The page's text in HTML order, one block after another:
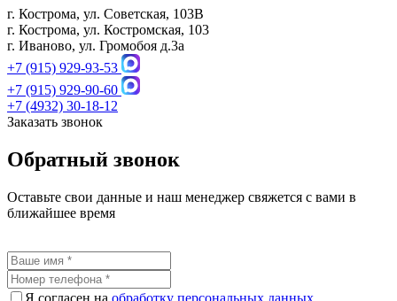
г. Кострома, ул. Советская, 103В
г. Кострома, ул. Костромская, 103
г. Иваново, ул. Громобоя д.3а
+7 (915) 929-93-53
+7 (915) 929-90-60
+7 (4932) 30-18-12
Заказать звонок
Обратный звонок
Оставьте свои данные и наш менеджер свяжется с вами в
ближайшее время
Я согласен на обработку персональных данных